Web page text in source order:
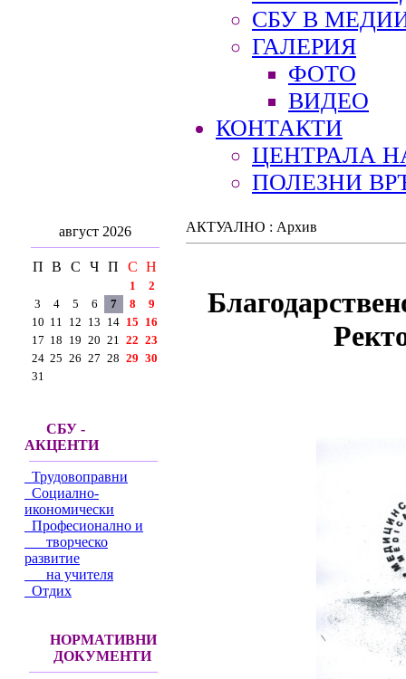
СБУ В
ГАЛЕРИЯ
ФОТО
ВИДЕО
КОНТАКТИ
ЦЕНТРАЛА
ПОЛЕЗНИ
август 2026
П В С Ч П С Н
1
2
3
4 5 6 7 8
9
10 11 12 13 14 15 16
17 18 19 20 21 22 23
24 25 26 27 28 29 30
31
СБУ -
АКЦЕНТИ
Трудовоправни
Социално-
икономически
Професионално и
творческо
развитие
на учителя
Отдих
НОРМАТИВНИ
ДОКУМЕНТИ
АКТУАЛНО : Архив